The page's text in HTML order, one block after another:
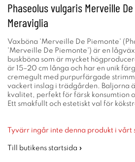
Phaseolus vulgaris Merveille
Meraviglia
Vaxböna 'Merveille De Piemonte'
'Merveille De Piemonte') är en
buskböna som är mycket
är 15–20 cm långa och har en unik
cremegult med purpurfärgade
vackert inslag i trädgården. Baljorna
kvalitet, perfekt för färsk konsumtion
Ett smakfullt och estetiskt val för
Tyvärr ingår inte denna produkt i
Till butikens startsida »